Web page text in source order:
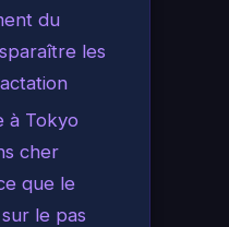
du
les
à Tokyo
cher
que le
le pas